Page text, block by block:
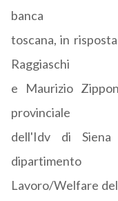
banca
toscana, in
Raggiaschi
e Maurizio
provinciale
dell'Idv di Siena
dipartimento
Lavoro/Welfare